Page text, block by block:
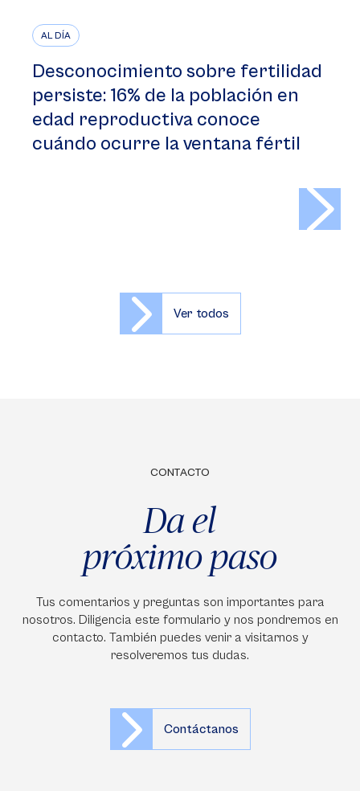
AL DÍA
Desconocimiento sobre fertilidad
persiste: 16% de la población en
edad reproductiva conoce
cuándo ocurre la ventana fértil
Ver todos
CONTACTO
Da el
próximo paso
Tus comentarios y preguntas son importantes para
nosotros. Diligencia este formulario y nos pondremos en
contacto. También puedes venir a visitarnos y
resolveremos tus dudas.
Contáctanos